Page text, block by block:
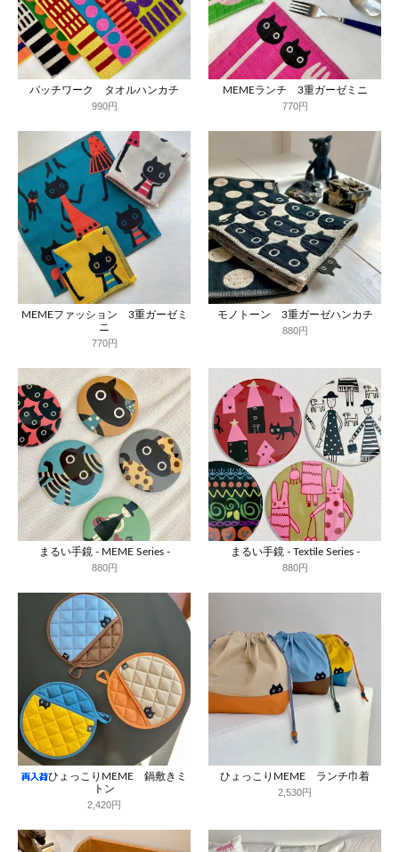
パッチワーク タオルハンカチ
990円
MEMEランチ 3重ガーゼミニ
770円
MEMEファッション 3重ガーゼミ
ニ
770円
モノトーン 3重ガーゼハンカチ
880円
まるい手鏡 - MEME Series -
880円
まるい手鏡 - Textile Series -
880円
ひょっこりMEME 鍋敷きミ
トン
2,420円
ひょっこりMEME ランチ巾着
2,530円